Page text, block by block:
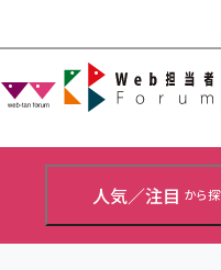
人気／注目 から